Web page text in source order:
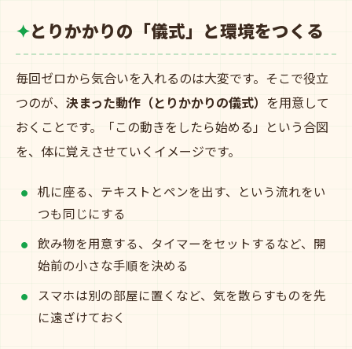
とりかかりの「儀式」と環境をつくる
毎回ゼロから気合いを入れるのは大変です。そこで役立
つのが、 決まった動作（とりかかりの儀式） を用意して
おくことです。「この動きをしたら始める」という合図
を、体に覚えさせていくイメージです。
机に座る、テキストとペンを出す、という流れをい
つも同じにする
飲み物を用意する、タイマーをセットするなど、開
始前の小さな手順を決める
スマホは別の部屋に置くなど、気を散らすものを先
に遠ざけておく